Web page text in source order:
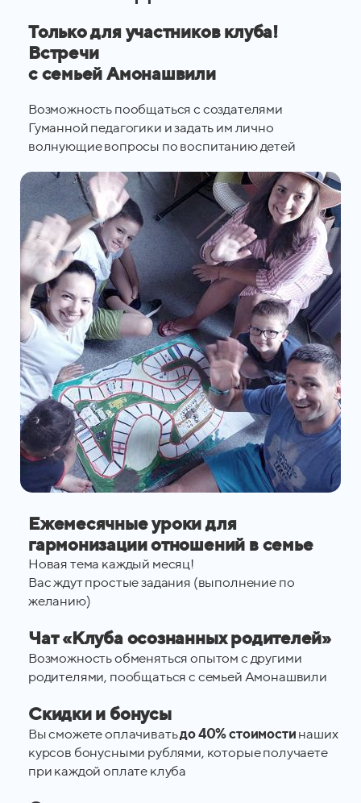
Только для участников клуба!
Встречи
с семьей Амонашвили
Возможность пообщаться с создателями
Гуманной педагогики и задать им лично
волнующие вопросы по воспитанию детей
Ежемесячные уроки для
гармонизации отношений в семье
Новая тема каждый месяц!
Вас ждут простые задания (выполнение по
желанию)
Чат «Клуба осознанных родителей»
Возможность обменяться опытом с другими
родителями, пообщаться с семьей Амонашвили
Скидки и бонусы
Вы сможете оплачиватьдо 40% стоимости наших
курсов бонусными рублями, которые получаете
при каждой оплате клуба